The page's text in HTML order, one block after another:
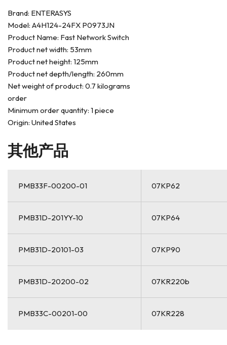
Brand: ENTERASYS
Model: A4H124-24FX P0973JN
Product Name: Fast Network Switch
Product net width: 53mm
Product net height: 125mm
Product net depth/length: 260mm
Net weight of product: 0.7 kilograms
order
Minimum order quantity: 1 piece
Origin: United States
其他产品
PMB33F-00200-01 07KP62
PMB31D-201YY-10 07KP64
PMB31D-20101-03 07KP90
PMB31D-20200-02 07KR220b
PMB33C-00201-00 07KR228